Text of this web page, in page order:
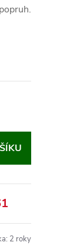
: 2 roky